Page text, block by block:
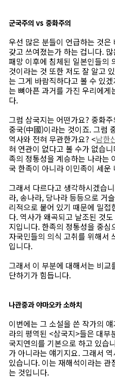
군국주의 vs 중화주의
우선 많은 분들이 언급하는 것은
갖고 쓰여졌는가 하는 겁니다.
패망 이후에 침체된 일본인들의
것이라는 것 또한 저도 잘 알고
는 그게 바람직하다고 볼 수 있
는 뼈아픈 과거를 가진 우리에게
다.
그럼 삼국지는 어떤가요? 중화
중국(中國)이라는 것이죠. 그럼
역사와 전혀 무관한가요? <남한
혀 연관이 없다고 볼 수가 없습
족의 정통성을 계승하는 나라는
국 한족이 아니라 이민족이 세운
그래서 다르다고 생각하시겠습
라, 송나라, 당나라 등등으로 거
리적으로 붙어 있기 때문에 밀
다. 역사가 왜곡되고 날조된 것
지입니다. 한족의 정통성을 중
자국민들의 의식 고취를 위해서
입니다.
그래서 이 부분에 대해서는 비
단하기가 힘듭니다.
나관중과 야마오카 소하치
이번에는 그 소설을 쓴 작가의
라의 평역된 <삼국지>들은 대부
국지연의를 기본으로 하고 있습
가 아니라는 얘기지요. 그래서
있습니다. 이는 재해석이라는
는 것입니다.